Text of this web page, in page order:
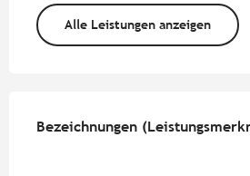
Alle Leistungen anzeigen
Bezeichnungen
Bezeichnungen